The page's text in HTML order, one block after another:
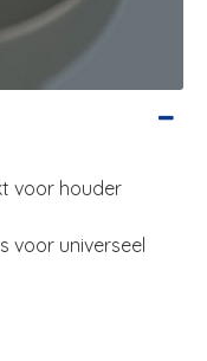
voor houder
voor universeel